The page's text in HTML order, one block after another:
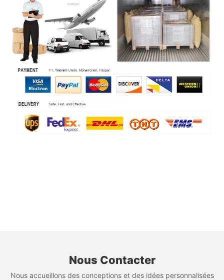
Nous Contacter
Nous accueillons des conceptions et des idées personnalisées